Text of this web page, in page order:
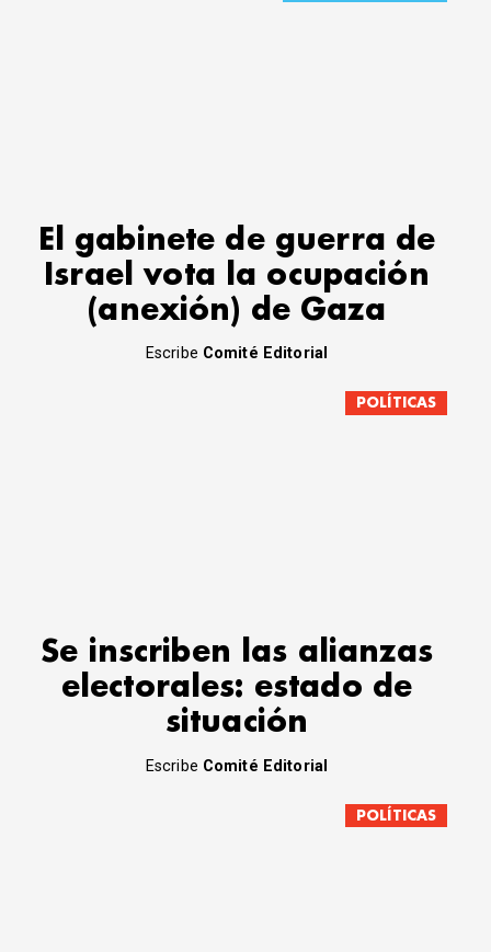
El gabinete de guerra de
Israel vota la ocupación
(anexión) de Gaza
Escribe Comité Editorial
POLÍTICAS
Se inscriben las alianzas
electorales: estado de
situación
Escribe Comité Editorial
POLÍTICAS